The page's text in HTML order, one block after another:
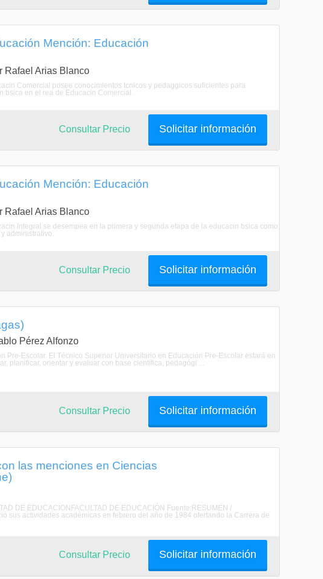
Mención: Educación
Rafael Arias Blanco
Comercial posee conocimientos tcnicos y pedaggicos suficientes para
bsica en el rea de Educacin Comercial.
Solicitar información
Consultar Precio
Mención: Educación
Rafael Arias Blanco
Integral se desempea en la primera y segunda etapa de la educacin bsica como
administrativo.
Solicitar información
Consultar Precio
Pérez Alfonzo
Pre-Escolar. El Técnico Superior Universitario en Educación Pre-Escolar estará en
planificar, orientar y evaluar con base científica, pedagógi ...
Solicitar información
Consultar Precio
las menciones en Ciencias
DE EDUCACIONFACULTAD DE EDUCACIÓN Fuente:RESUMEN /
sus actividades académicas en febrero del año de 1984 ofertando la Carrera de
Solicitar información
Consultar Precio